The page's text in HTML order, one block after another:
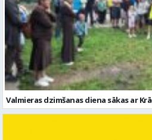
Valmieras dzimšanas diena sākas ar